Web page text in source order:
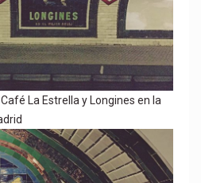
La Estrella y Longines en la